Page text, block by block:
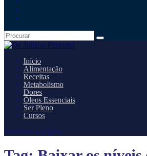
Início
Alimentação
Receitas
Metabolismo
Dores
Óleos Essenciais
Ser Pleno
Cursos
Selecione a página